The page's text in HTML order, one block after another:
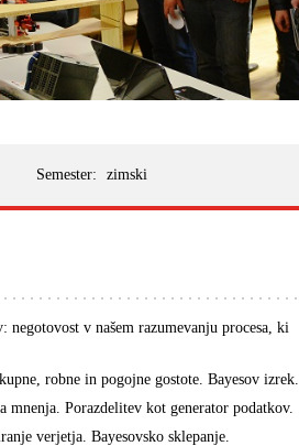
Semester: zimski
v našem razumevanju procesa, ki
robne in pogojne gostote. Bayesov izrek.
mnenja. Porazdelitev kot generator podatkov.
verjetja. Bayesovsko sklepanje.